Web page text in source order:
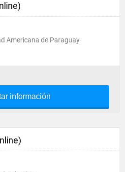
Americana de Paraguay
información